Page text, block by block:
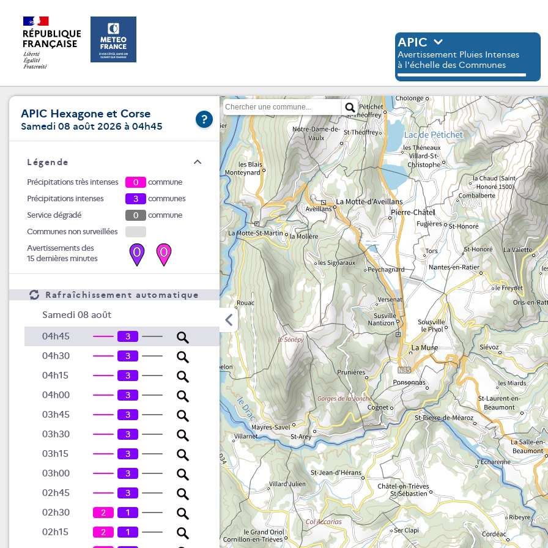
APIC
Avertissement Pluies Intenses
à l'échelle des Communes
APIC Hexagone et Corse
Samedi 08 août 2026 à 04h45 ?
Légende
Précipitations très intenses 0
commune
Précipitations intenses
3
communes
Service dégradé
0
commune
Communes non surveillées
Avertissements des
15 dernières minutes
0 0
Rafraîchissement automatique
Samedi 08 août
04h45
3
04h30
3
04h15
3
04h00
3
03h45
3
03h30
3
03h15
3
03h00
3
02h45
3
02h30
2
1
02h15
2
1